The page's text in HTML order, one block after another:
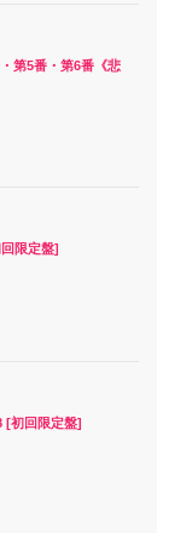
第5番・第6番《悲
限定盤]
[初回限定盤]